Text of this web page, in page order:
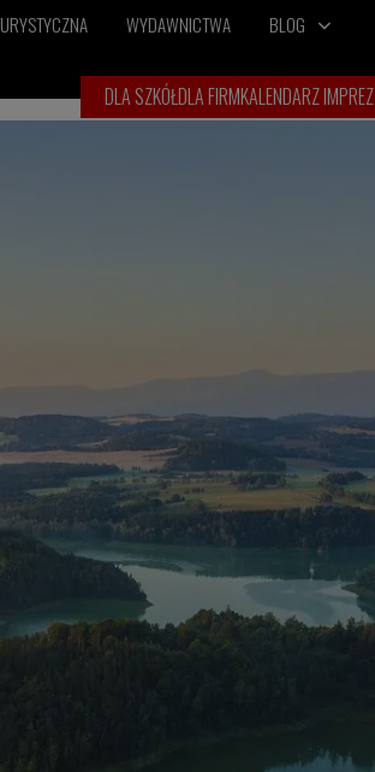
WYDAWNICTWA
BLOG
DLA SZKÓŁDLA FIRMKALENDARZ IMPREZ